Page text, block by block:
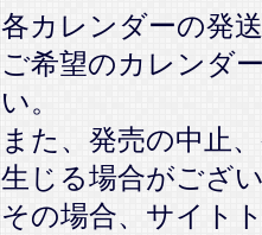
各カレンダーの発
ご希望のカレンダ
い。
また、発売の中止
生じる場合がござ
その場合、サイト